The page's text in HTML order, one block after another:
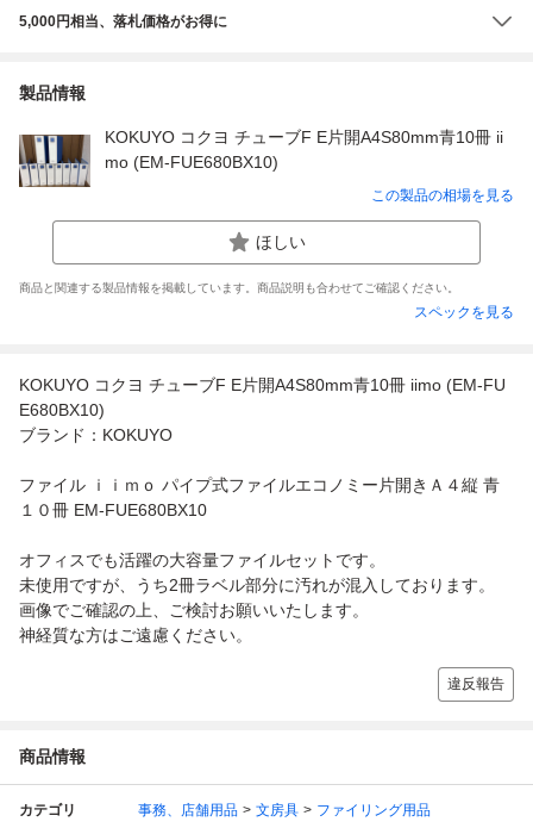
5,000円相当、落札価格がお得に
製品情報
KOKUYO コクヨ チューブF E片開A4S80mm青10冊 ii
mo (EM-FUE680BX10)
この製品の相場を見る
ほしい
商品と関連する製品情報を掲載しています。商品説明も合わせてご確認ください。
スペックを見る
KOKUYO コクヨ チューブF E片開A4S80mm青10冊 iimo (EM-FU
E680BX10)
ブランド：KOKUYO
ファイル ｉｉｍｏ パイプ式ファイルエコノミー片開きＡ４縦 青
１０冊 EM-FUE680BX10
オフィスでも活躍の大容量ファイルセットです。
未使用ですが、うち2冊ラベル部分に汚れが混入しております。
画像でご確認の上、ご検討お願いいたします。
神経質な方はご遠慮ください。
違反報告
商品情報
カテゴリ 事務、店舗用品 文房具 ファイリング用品